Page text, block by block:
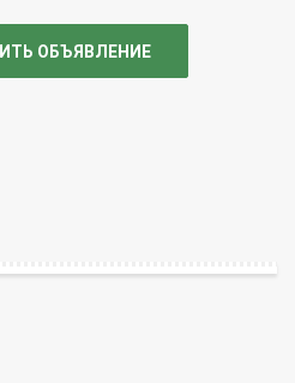
ОБЪЯВЛЕНИЕ